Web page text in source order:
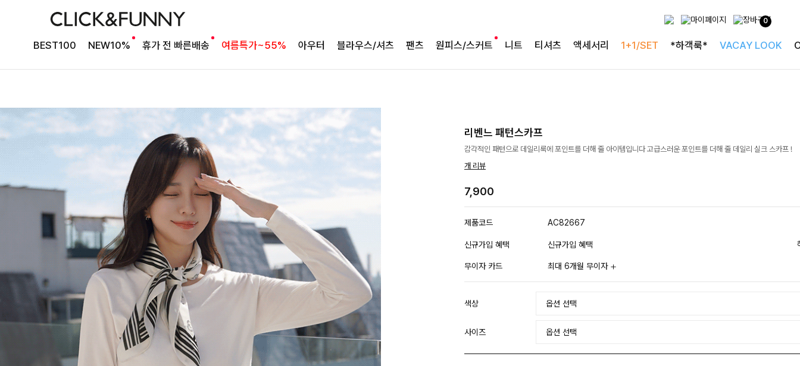
0
BEST100 NEW10% 휴가 전 빠른배송 여름특가~55% 아우터 블라우스/셔츠 팬츠 원피스/스커트 니트 티셔츠 액세서리 1+1/SET *하객룩* VACAY LOOK
리벤느 패턴스카프
감각적인 패턴으로 데일리룩에 포인트를 더해 줄 아이템입니다 고급스러운 포인트를 더해 줄 데일리 실크 스카프 !
개 리뷰
7,900
제품코드 AC82667
신규가입 혜택 신규가입 혜택
무이자 카드 최대 6개월 무이자
색상
사이즈